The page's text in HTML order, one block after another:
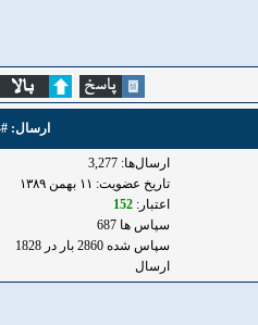
ارسال: #4
ارسال‌ها: 3,277
تاریخ عضویت: ۱۱ بهمن ۱۳۸۹
اعتبار: 152
سپاس ها 687
سپاس شده 2860 بار در 1828
ارسال